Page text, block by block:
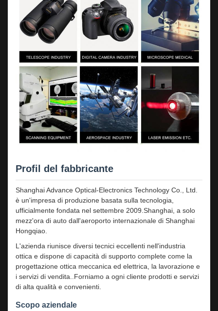
Profil del fabbricante
Shanghai Advance Optical-Electronics Technology Co., Ltd.
è un'impresa di produzione basata sulla tecnologia,
ufficialmente fondata nel settembre 2009.Shanghai, a solo
mezz'ora di auto dall'aeroporto internazionale di Shanghai
Hongqiao.
L'azienda riunisce diversi tecnici eccellenti nell'industria
ottica e dispone di capacità di supporto complete come la
progettazione ottica meccanica ed elettrica, la lavorazione e
i servizi di vendita..Forniamo a ogni cliente prodotti e servizi
di alta qualità e convenienti.
Scopo aziendale